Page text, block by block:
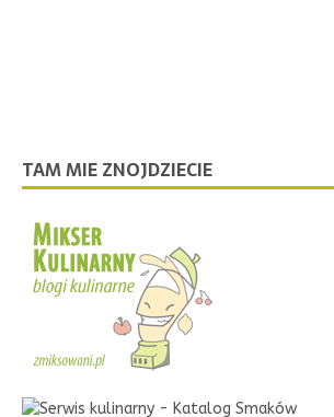
TAM MIE ZNOJDZIECIE